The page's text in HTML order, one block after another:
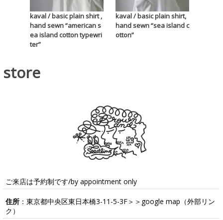
kaval / basic plain shirt ,
hand sewn “american s
ea island cotton typewri
ter”
kaval / basic plain shirt,
hand sewn “sea island c
otton”
store
ご来店は予約制です/by appointment only
住所：東京都中央区東日本橋3-11-5-3F＞＞ google map （外部リン
ク）